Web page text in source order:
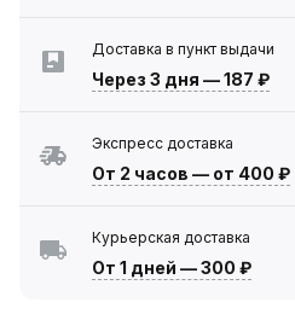
Доставка в пункт выдачи
Через 3 дня —187 ₽
Экспресс доставка
От 2 часов — от 400 ₽
Курьерская доставка
От 1 дней —300 ₽